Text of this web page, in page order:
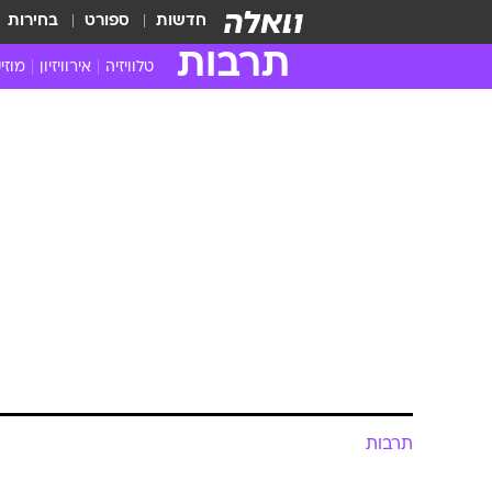
חדשות ספורט בחירות
תרבות טלוויזיה אירוויזיון
תרבות